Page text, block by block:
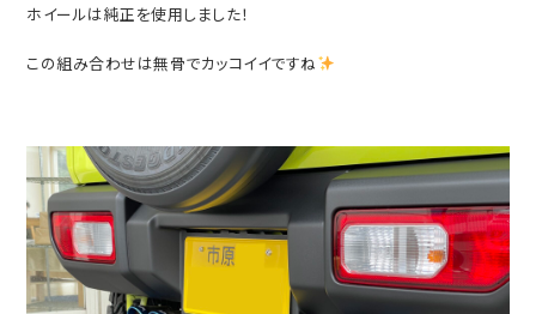
ホイールは純正を使用しました！
この組み合わせは無骨でカッコイイですね